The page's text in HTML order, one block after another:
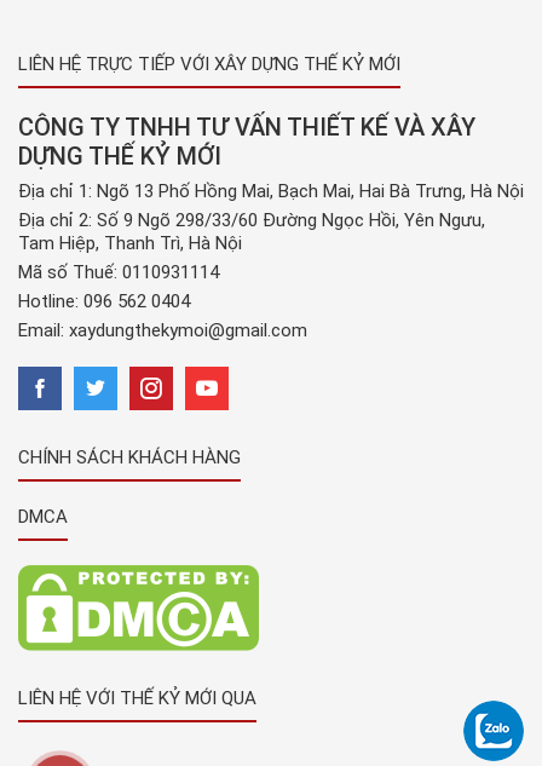
LIÊN HỆ TRỰC TIẾP VỚI XÂY DỰNG THẾ KỶ MỚI
CÔNG TY TNHH TƯ VẤN THIẾT KẾ VÀ XÂY
DỰNG THẾ KỶ MỚI
Địa chỉ 1: Ngõ 13 Phố Hồng Mai, Bạch Mai, Hai Bà Trưng, Hà Nội
Địa chỉ 2: Số 9 Ngõ 298/33/60 Đường Ngọc Hồi, Yên Ngưu,
Tam Hiệp, Thanh Trì, Hà Nội
Mã số Thuế: 0110931114
Hotline: 096 562 0404
Email: xaydungthekymoi@gmail.com
CHÍNH SÁCH KHÁCH HÀNG
DMCA
LIÊN HỆ VỚI THẾ KỶ MỚI QUA